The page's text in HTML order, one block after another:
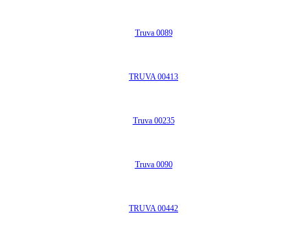
Truva 0089
TRUVA 00413
Truva 00235
Truva 0090
TRUVA 00442